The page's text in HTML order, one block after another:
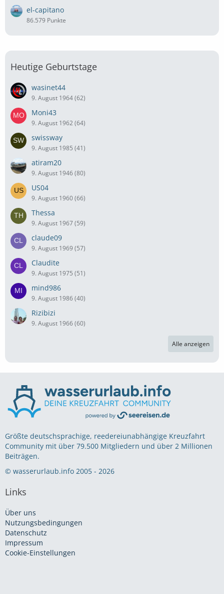
el-capitano
86.579 Punkte
Heutige Geburtstage
wasinet44
9. August 1964 (62)
Moni43
9. August 1962 (64)
swissway
9. August 1985 (41)
atiram20
9. August 1946 (80)
US04
9. August 1960 (66)
Thessa
9. August 1967 (59)
claude09
9. August 1969 (57)
Claudite
9. August 1975 (51)
mind986
9. August 1986 (40)
Rizibizi
9. August 1966 (60)
Alle anzeigen
Größte deutschsprachige, reedereiunabhängige Kreuzfahrt
Community mit über 79.500 Mitgliedern und über 2 Millionen
Beiträgen.
© wasserurlaub.info 2005 - 2026
Links
Über uns
Nutzungsbedingungen
Datenschutz
Impressum
Cookie-Einstellungen